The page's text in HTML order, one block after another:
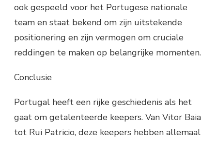
ook gespeeld voor het Portugese nationale
team en staat bekend om zijn uitstekende
positionering en zijn vermogen om cruciale
reddingen te maken op belangrijke momenten.
Conclusie
Portugal heeft een rijke geschiedenis als het
gaat om getalenteerde keepers. Van Vitor Baia
tot Rui Patricio, deze keepers hebben allemaal